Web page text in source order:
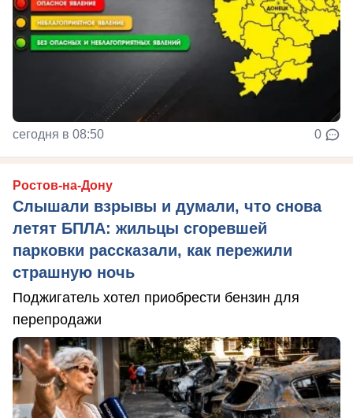
сегодня в 08:50 0
Ростов-на-Дону
Слышали взрывы и думали, что снова
летят БПЛА: жильцы сгоревшей
парковки рассказали, как пережили
страшную ночь
Поджигатель хотел приобрести бензин для
перепродажи